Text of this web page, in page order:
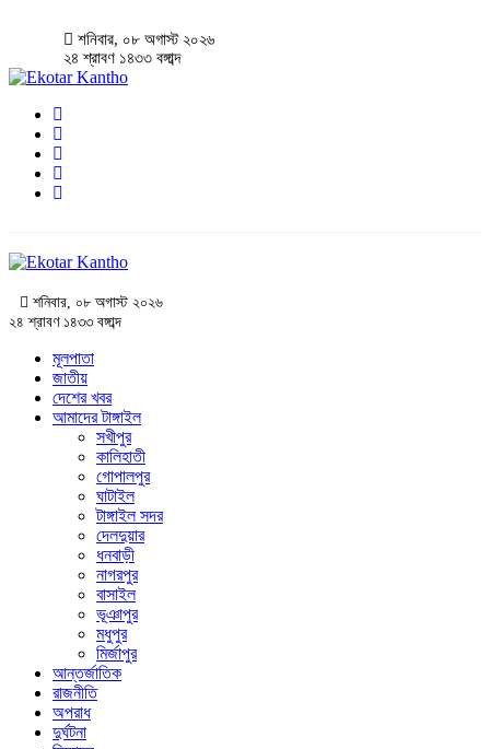
শনিবার, ০৮ অগাস্ট ২০২৬
২৪ শ্রাবণ ১৪৩৩ বঙ্গাব্দ
শনিবার, ০৮ অগাস্ট ২০২৬
২৪ শ্রাবণ ১৪৩৩ বঙ্গাব্দ
মূলপাতা
জাতীয়
দেশের খবর
আমাদের টাঙ্গাইল
সখীপুর
কালিহাতী
গোপালপুর
ঘাটাইল
টাঙ্গাইল সদর
দেলদুয়ার
ধনবাড়ী
নাগরপুর
বাসাইল
ভূঞাপুর
মধুপুর
মির্জাপুর
আন্তর্জাতিক
রাজনীতি
অপরাধ
দুর্ঘটনা